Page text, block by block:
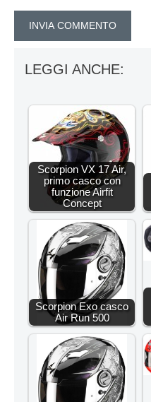
LEGGI ANCHE:
Scorpion VX 17 Air,
primo casco con
funzione Airfit
Concept
Scorpion Exo casco
Air Run 500